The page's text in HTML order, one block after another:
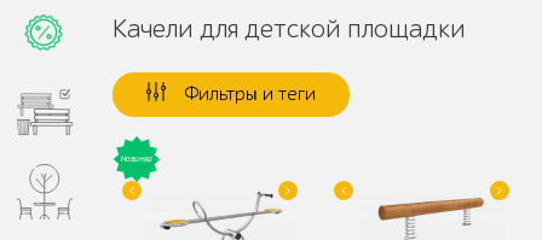
Качели для детской площадки
Фильтры и теги